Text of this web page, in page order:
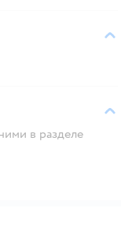
в разделе